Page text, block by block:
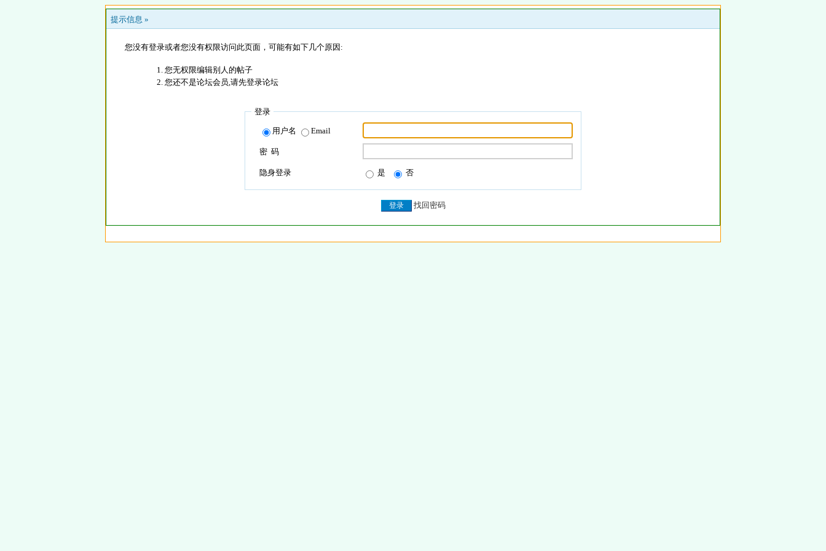
提示信息 »
您没有登录或者您没有权限访问此页面，可能有如下几个原因:
您无权限编辑别人的帖子
您还不是论坛会员,请先登录论坛
登录
用户名 Email
密 码
隐身登录 是 否
找回密码